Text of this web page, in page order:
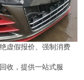
虚假报价、强制消费
收，提供一站式服